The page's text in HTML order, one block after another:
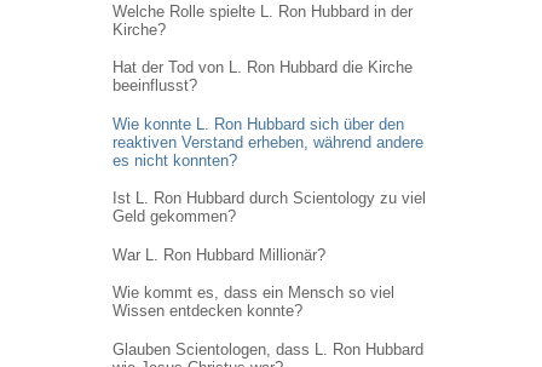
Welche Rolle spielte L. Ron Hubbard in der
Kirche?
Hat der Tod von L. Ron Hubbard die Kirche
beeinflusst?
Wie konnte L. Ron Hubbard sich über den
reaktiven Verstand erheben, während andere
es nicht konnten?
Ist L. Ron Hubbard durch Scientology zu viel
Geld gekommen?
War L. Ron Hubbard Millionär?
Wie kommt es, dass ein Mensch so viel
Wissen entdecken konnte?
Glauben Scientologen, dass L. Ron Hubbard